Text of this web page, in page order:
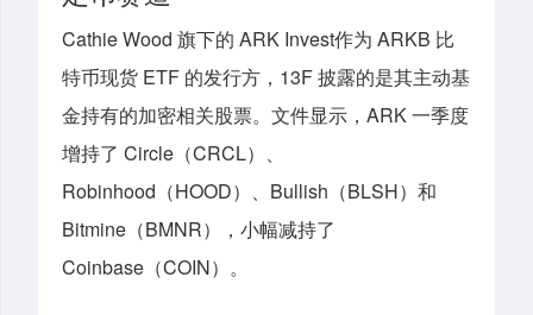
Cathie Wood 旗下的 ARK Invest作为 ARKB 比
特币现货 ETF 的发行方，13F 披露的是其主动基
金持有的加密相关股票。 文件显示，ARK 一季度
增持了 Circle（CRCL）、
Robinhood（HOOD）、Bullish（BLSH）和
Bitmine（BMNR），小幅减持了
Coinbase（COIN）。